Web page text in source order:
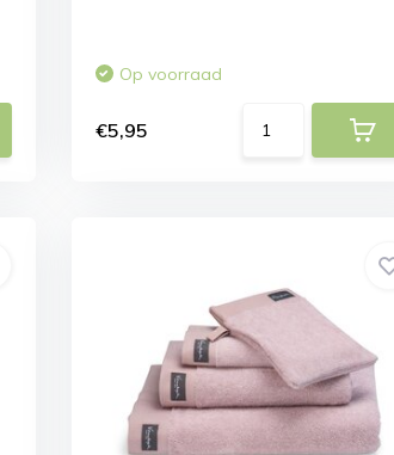
Op voorraad
€5,95